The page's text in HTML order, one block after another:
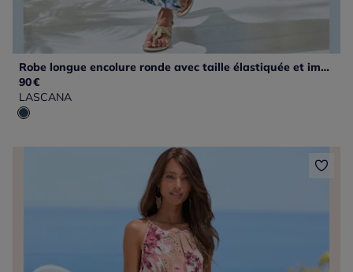
Robe longue encolure ronde avec taille élastiquée et imprimé unique
90€
LASCANA